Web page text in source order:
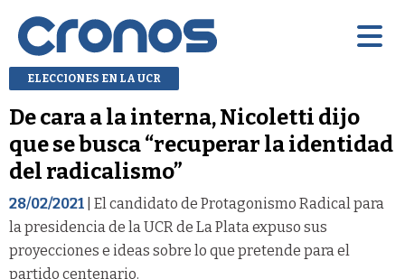
ELECCIONES EN LA UCR
De cara a la interna, Nicoletti dijo
que se busca “recuperar la identidad
del radicalismo”
28/02/2021 | El candidato de Protagonismo Radical para
la presidencia de la UCR de La Plata expuso sus
proyecciones e ideas sobre lo que pretende para el
partido centenario.